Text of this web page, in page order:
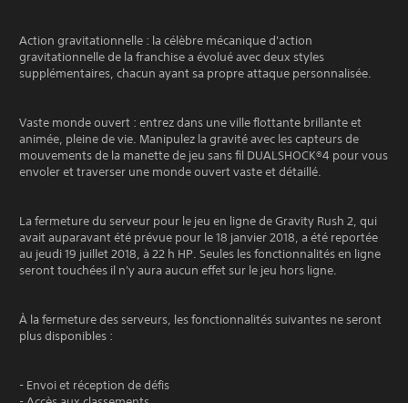
Action gravitationnelle : la célèbre mécanique d'action
gravitationnelle de la franchise a évolué avec deux styles
supplémentaires, chacun ayant sa propre attaque personnalisée.
Vaste monde ouvert : entrez dans une ville flottante brillante et
animée, pleine de vie. Manipulez la gravité avec les capteurs de
mouvements de la manette de jeu sans fil DUALSHOCK®4 pour vous
envoler et traverser une monde ouvert vaste et détaillé.
La fermeture du serveur pour le jeu en ligne de Gravity Rush 2, qui
avait auparavant été prévue pour le 18 janvier 2018, a été reportée
au jeudi 19 juillet 2018, à 22 h HP. Seules les fonctionnalités en ligne
seront touchées il n'y aura aucun effet sur le jeu hors ligne.
À la fermeture des serveurs, les fonctionnalités suivantes ne seront
plus disponibles :
- Envoi et réception de défis